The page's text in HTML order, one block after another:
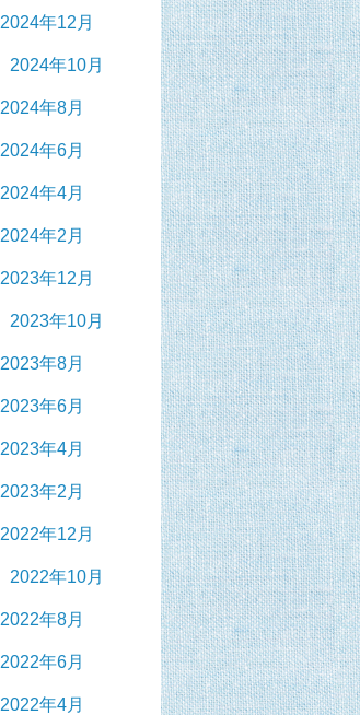
2024年12月
2024年10月
2024年8月
2024年6月
2024年4月
2024年2月
2023年12月
2023年10月
2023年8月
2023年6月
2023年4月
2023年2月
2022年12月
2022年10月
2022年8月
2022年6月
2022年4月